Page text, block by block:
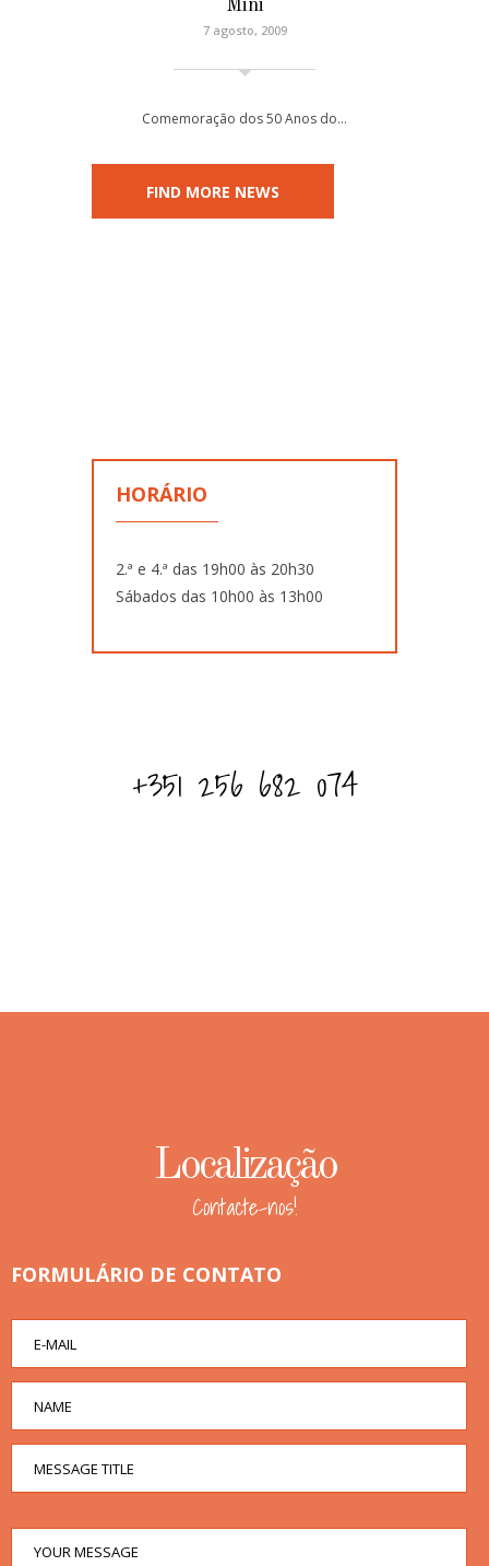
Mini
7 agosto, 2009
Comemoração dos 50 Anos do…
FIND MORE NEWS
HORÁRIO
2.ª e 4.ª das 19h00 às 20h30
Sábados das 10h00 às 13h00
+351 256 682 074
Localização
Contacte-nos!
FORMULÁRIO DE CONTATO